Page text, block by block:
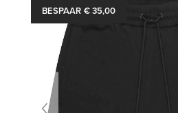
BESPAAR € 35,00